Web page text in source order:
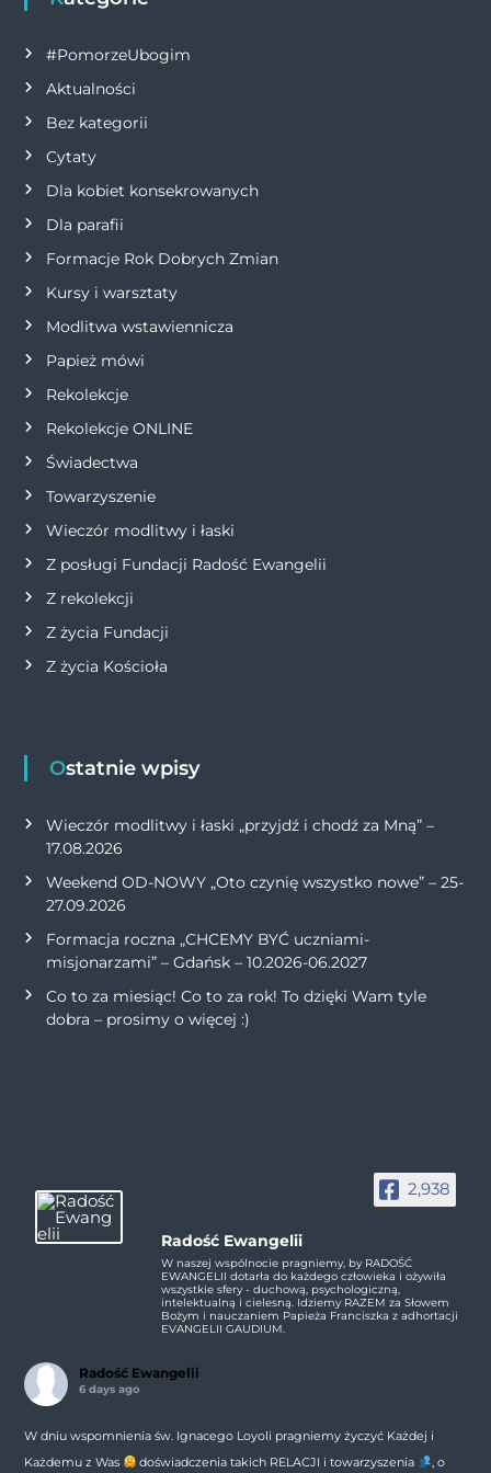
a
c
j
a
w
p
i
s
u
#PomorzeUbogim
Aktualności
Bez kategorii
Cytaty
Dla kobiet konsekrowanych
Dla parafii
Formacje Rok Dobrych Zmian
Kursy i warsztaty
Modlitwa wstawiennicza
Papież mówi
Rekolekcje
Rekolekcje ONLINE
Świadectwa
Towarzyszenie
Wieczór modlitwy i łaski
Z posługi Fundacji Radość Ewangelii
Z rekolekcji
Z życia Fundacji
Z życia Kościoła
Ostatnie wpisy
Wieczór modlitwy i łaski „przyjdź i chodź za Mną” –
17.08.2026
Weekend OD-NOWY „Oto czynię wszystko nowe” – 25-
27.09.2026
Formacja roczna „CHCEMY BYĆ uczniami-
misjonarzami” – Gdańsk – 10.2026-06.2027
Co to za miesiąc! Co to za rok! To dzięki Wam tyle
dobra – prosimy o więcej :)
2,938
Radość Ewangelii
W naszej wspólnocie pragniemy, by RADOŚĆ
EWANGELII dotarła do każdego człowieka i ożywiła
wszystkie sfery - duchową, psychologiczną,
intelektualną i cielesną. Idziemy RAZEM za Słowem
Bożym i nauczaniem Papieża Franciszka z adhortacji
EVANGELII GAUDIUM.
Radość Ewangelii
6 days ago
W dniu wspomnienia św. Ignacego Loyoli pragniemy życzyć Każdej i
Każdemu z Was
doświadczenia takich RELACJI i towarzyszenia , o